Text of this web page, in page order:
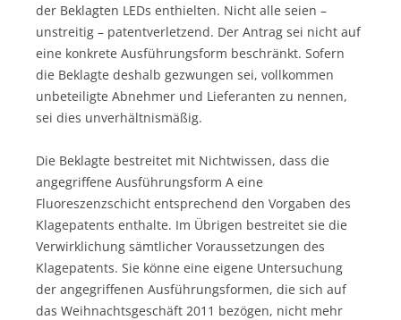
der Beklagten LEDs enthielten. Nicht alle seien –
unstreitig – patentverletzend. Der Antrag sei nicht auf
eine konkrete Ausführungsform beschränkt. Sofern
die Beklagte deshalb gezwungen sei, vollkommen
unbeteiligte Abnehmer und Lieferanten zu nennen,
sei dies unverhältnismäßig.
Die Beklagte bestreitet mit Nichtwissen, dass die
angegriffene Ausführungsform A eine
Fluoreszenzschicht entsprechend den Vorgaben des
Klagepatents enthalte. Im Übrigen bestreitet sie die
Verwirklichung sämtlicher Voraussetzungen des
Klagepatents. Sie könne eine eigene Untersuchung
der angegriffenen Ausführungsformen, die sich auf
das Weihnachtsgeschäft 2011 bezögen, nicht mehr